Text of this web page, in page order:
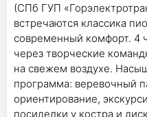
(СПб ГУП
встречаются классика
современный комфорт. 4
через творческие
на свежем воздухе.
программа: веревочный
ориентирование,
посиделки у костра и